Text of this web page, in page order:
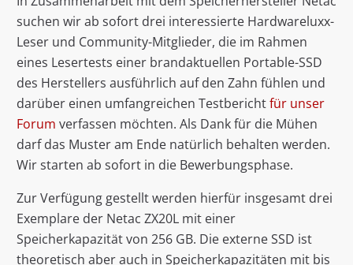
suchen wir ab sofort drei interessierte Hardwareluxx-
Leser und Community-Mitglieder, die im Rahmen
eines Lesertests einer brandaktuellen Portable-SSD
des Herstellers ausführlich auf den Zahn fühlen und
darüber einen umfangreichen Testberichtfür unser
Forum verfassen möchten. Als Dank für die Mühen
darf das Muster am Ende natürlich behalten werden.
Wir starten ab sofort in die Bewerbungsphase.
Zur Verfügung gestellt werden hierfür insgesamt drei
Exemplare der Netac ZX20L mit einer
Speicherkapazität von 256 GB. Die externe SSD ist
theoretisch aber auch in Speicherkapazitäten mit bis